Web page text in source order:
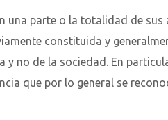
una parte o la totalidad de sus
constituida y
y no de la sociedad. En
que por lo general se